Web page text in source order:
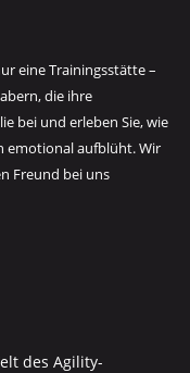
eine Trainingsstätte –
die ihre
bei und erleben Sie, wie
emotional aufblüht. Wir
Freund bei uns
des Agility-